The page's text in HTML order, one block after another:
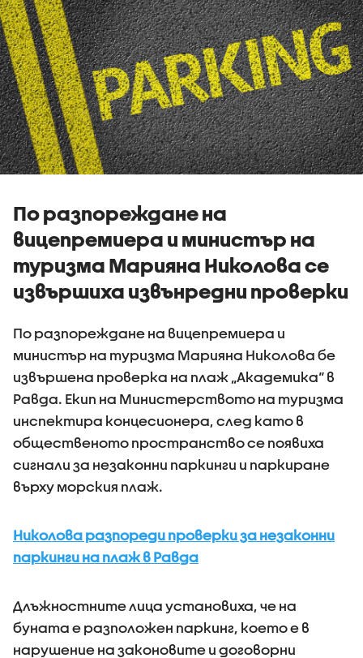
По разпореждане на
вицепремиера и министър на
туризма Марияна Николова се
извършиха извънредни проверки
По разпореждане на вицепремиера и
министър на туризма Марияна Николова бе
извършена проверка на плаж „Академика“ в
Равда. Екип на Министерството на туризма
инспектира концесионера, след като в
общественото пространство се появиха
сигнали за незаконни паркинги и паркиране
върху морския плаж.
Николова разпореди проверки за незаконни
паркинги на плаж в Равда
Длъжностните лица установиха, че на
буната е разположен паркинг, което е в
нарушение на законовите и договорни